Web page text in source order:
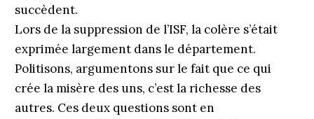
succèdent.
Lors de la suppression de l’ISF, la colère s’était
exprimée largement dans le département.
Politisons, argumentons sur le fait que ce qui
crée la misère des uns, c’est la richesse des
autres. Ces deux questions sont en